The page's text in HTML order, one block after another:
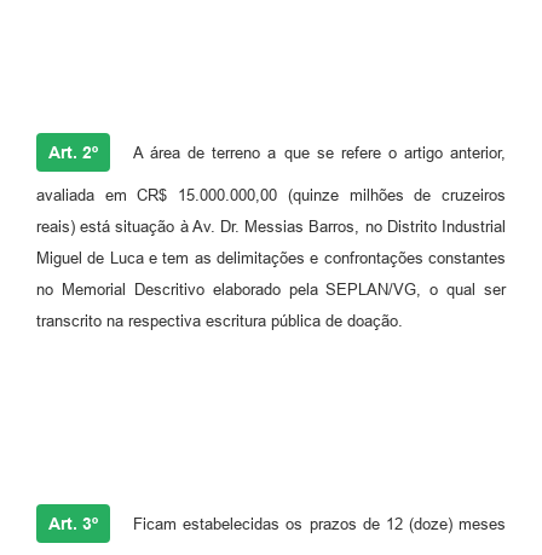
Art. 2º A área de terreno a que se refere o artigo anterior,
avaliada em CR$ 15.000.000,00 (quinze milhões de cruzeiros
reais) está situação à Av. Dr. Messias Barros, no Distrito Industrial
Miguel de Luca e tem as delimitações e confrontações constantes
no Memorial Descritivo elaborado pela SEPLAN/VG, o qual ser
transcrito na respectiva escritura pública de doação.
Art. 3º Ficam estabelecidas os prazos de 12 (doze) meses